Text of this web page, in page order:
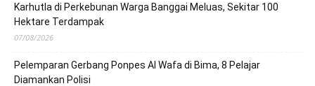
Karhutla di Perkebunan Warga Banggai Meluas, Sekitar 100
Hektare Terdampak
07/08/2026
Pelemparan Gerbang Ponpes Al Wafa di Bima, 8 Pelajar
Diamankan Polisi